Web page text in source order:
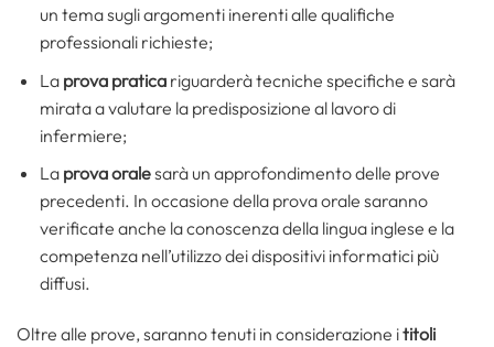
un tema sugli argomenti inerenti alle qualifiche
professionali richieste;
La prova praticariguarderà tecniche specifiche e sarà
mirata a valutare la predisposizione al lavoro di
infermiere;
La prova oralesarà un approfondimento delle prove
precedenti. In occasione della prova orale saranno
verificate anche la conoscenza della lingua inglese e la
competenza nell’utilizzo dei dispositivi informatici più
diffusi.
Oltre alle prove, saranno tenuti in considerazione ititoli